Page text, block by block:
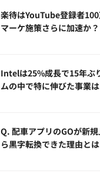
楽待はYouTube登録者
マーケ施策さらに加速か？
Intelは25%成長で15年ぶ
ムの中で特に伸びた事業は
Q. 配車アプリのGOが新
ら黒字転換できた理由とは